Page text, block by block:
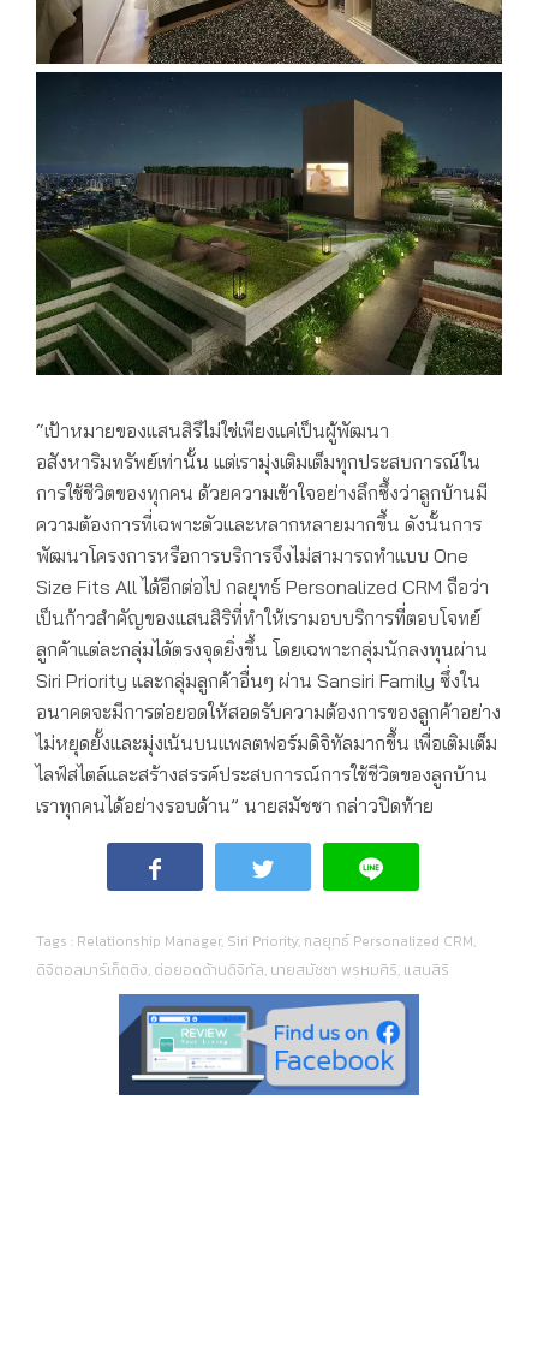
“เป้าหมายของแสนสิริไม่ใช่เพียงแค่เป็นผู้พัฒนา
อสังหาริมทรัพย์เท่านั้น แต่เรามุ่งเติมเต็มทุกประสบการณ์ใน
การใช้ชีวิตของทุกคน ด้วยความเข้าใจอย่างลึกซึ้งว่าลูกบ้านมี
ความต้องการที่เฉพาะตัวและหลากหลายมากขึ้น ดังนั้นการ
พัฒนาโครงการหรือการบริการจึงไม่สามารถทำแบบ One
Size Fits All ได้อีกต่อไป กลยุทธ์ Personalized CRM ถือว่า
เป็นก้าวสำคัญของแสนสิริที่ทำให้เรามอบบริการที่ตอบโจทย์
ลูกค้าแต่ละกลุ่มได้ตรงจุดยิ่งขึ้น โดยเฉพาะกลุ่มนักลงทุนผ่าน
Siri Priority และกลุ่มลูกค้าอื่นๆ ผ่าน Sansiri Family ซึ่งใน
อนาคตจะมีการต่อยอดให้สอดรับความต้องการของลูกค้าอย่าง
ไม่หยุดยั้งและมุ่งเน้นบนแพลตฟอร์มดิจิทัลมากขึ้น เพื่อเติมเต็ม
ไลฟ์สไตล์และสร้างสรรค์ประสบการณ์การใช้ชีวิตของลูกบ้าน
เราทุกคนได้อย่างรอบด้าน” นายสมัชชา กล่าวปิดท้าย
Tags : Relationship Manager, Siri Priority,กลยุทธ์ Personalized CRM,
ดิจิตอลมาร์เก็ตติง, ต่อยอดด้านดิจิทัล, นายสมัชชา พรหมศิริ, แสนสิริ